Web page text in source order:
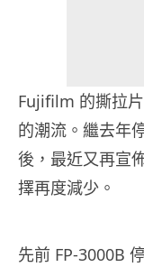
Fujifilm 的撕拉
的潮流。繼去年
後，最近又再宣
擇再度減少。
先前 FP-3000B